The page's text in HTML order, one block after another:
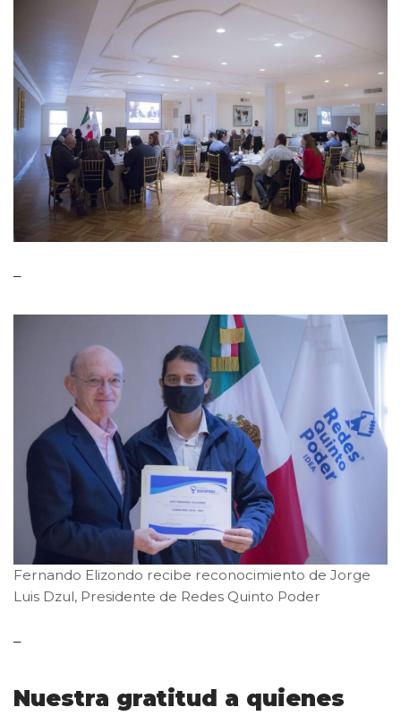
–
Fernando Elizondo recibe reconocimiento de Jorge
Luis Dzul, Presidente de Redes Quinto Poder
–
Nuestra gratitud a quienes